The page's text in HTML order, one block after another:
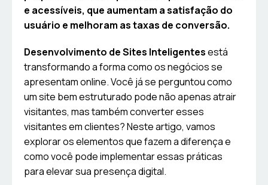
e acessíveis, que aumentam a satisfação do
usuário e melhoram as taxas de conversão.
Desenvolvimento de Sites Inteligentesestá
transformando a forma como os negócios se
apresentam online. Você já se perguntou como
um site bem estruturado pode não apenas atrair
visitantes, mas também converter esses
visitantes em clientes? Neste artigo, vamos
explorar os elementos que fazem a diferença e
como você pode implementar essas práticas
para elevar sua presença digital.